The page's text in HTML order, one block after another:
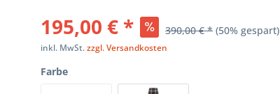
195,00 € * 390,00 € * (50% gespart)
inkl. MwSt.zzgl. Versandkosten
Farbe